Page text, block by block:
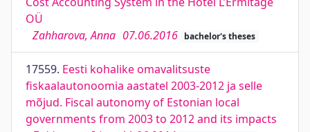
OÜ
Zahharova, Anna 07.06.2016 bachelor's theses
17559. Eesti kohalike omavalitsuste
fiskaalautonoomia aastatel 2003-2012 ja selle
mõjud. Fiscal autonomy of Estonian local
governments from 2003 to 2012 and its impacts